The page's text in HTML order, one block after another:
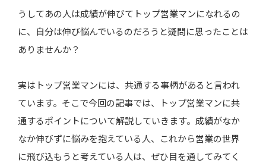
トップ営業マンは失敗から多くを学ぶ
悩んだ時には良い上司に同行する
まずは自分の癖、習慣を見直すところから始めよう
まとめ
うしてあの人は成績が伸びてトップ営業マンになれるの
に、自分は伸び悩んでいるのだろうと疑問に思ったことは
ありませんか？
実はトップ営業マンには、共通する事柄があると言われ
ています。そこで今回の記事では、トップ営業マンに共
通するポイントについて解説していきます。成績がなか
なか伸びずに悩みを抱えている人、これから営業の世界
に飛び込もうと考えている人は、ぜひ目を通してみてく